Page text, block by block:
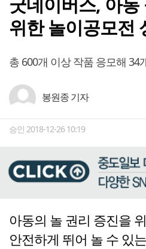
위한 놀이공모전
총 600개 이상 작품 응모해 34
봉원종 기자
승인 2018-12-26 10:19
아동의 놀 권리 증진을
안전하게 뛰어 놀 수 있